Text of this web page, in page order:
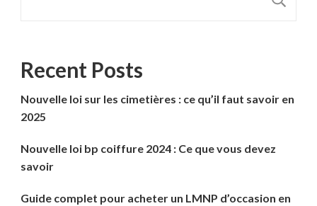
Recent Posts
Nouvelle loi sur les cimetières : ce qu’il faut savoir en
2025
Nouvelle loi bp coiffure 2024 : Ce que vous devez
savoir
Guide complet pour acheter un LMNP d’occasion en